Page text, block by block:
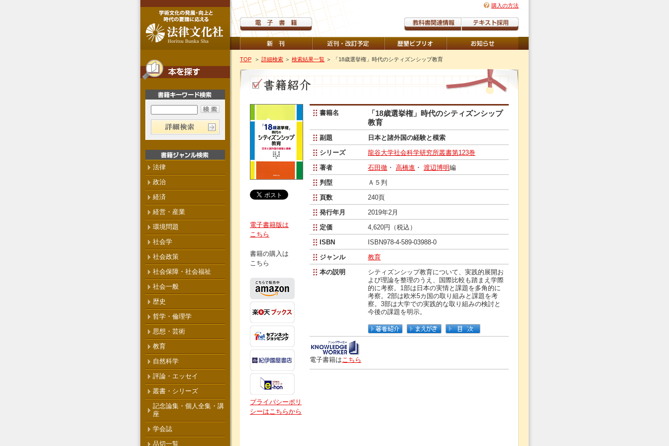
購入の方法
TOP ＞ 詳細検索 ＞ 検索結果一覧 ＞ 「18歳選挙権」時代のシティズンシップ教育
電子書籍版は
こちら
書籍の購入は
こちら
プライバシーポリ
シーはこちらから
書籍名
「18歳選挙権」時代のシティズンシップ
教育
副題
日本と諸外国の経験と模索
シリーズ
龍谷大学社会科学研究所叢書第123巻
著者
石田徹 ・ 高橋進 ・ 渡辺博明編
判型
Ａ５判
頁数
240頁
発行年月
2019年2月
定価
4,620円（税込）
ISBN
ISBN978-4-589-03988-0
ジャンル
教育
本の説明
シティズンシップ教育について、実践的展開お
よび理論を整理のうえ、国際比較も踏まえ学際
的に考察。1部は日本の実情と課題を多角的に
考察。2部は欧米5カ国の取り組みと課題を考
察。3部は大学での実践的な取り組みの検討と
今後の課題を明示。
電子書籍はこちら
法律
政治
経済
経営・産業
環境問題
社会学
社会政策
社会保障・社会福祉
社会一般
歴史
哲学・倫理学
思想・芸術
教育
自然科学
評論・エッセイ
叢書・シリーズ
記念論集・個人全集・講
座
学会誌
品切一覧